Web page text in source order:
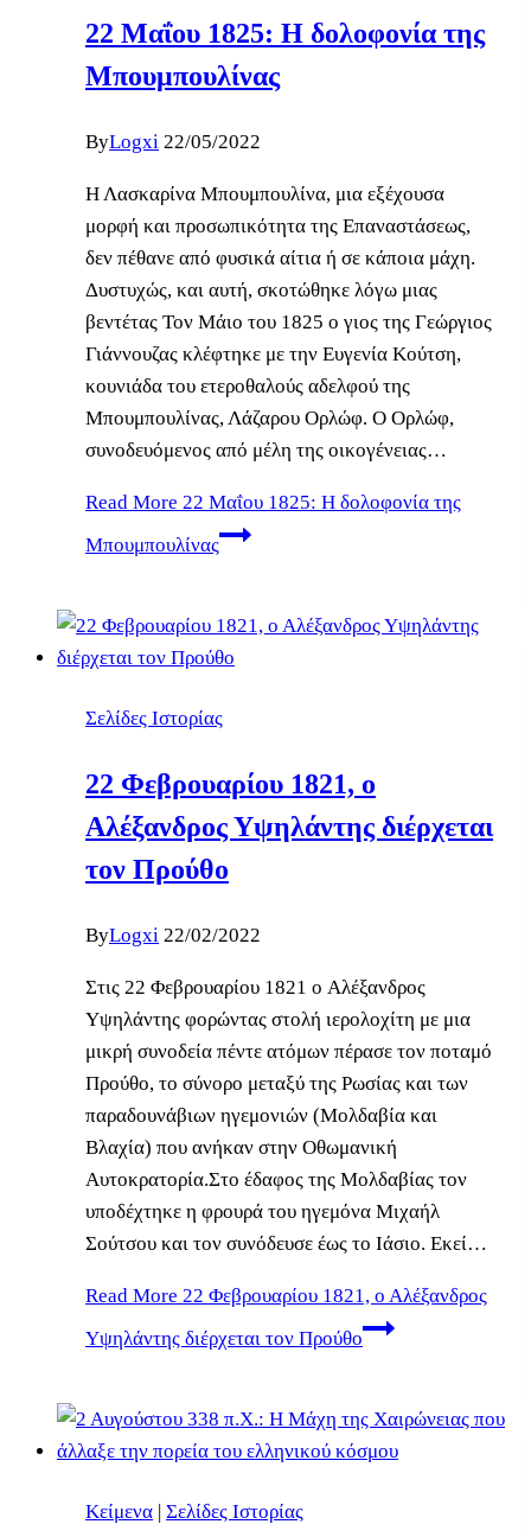
22 Μαΐου 1825: Η δολοφονία της
Μπουμπουλίνας
ByLogxi 22/05/2022
Η Λασκαρίνα Μπουμπουλίνα, μια εξέχουσα
μορφή και προσωπικότητα της Επαναστάσεως,
δεν πέθανε από φυσικά αίτια ή σε κάποια μάχη.
Δυστυχώς, και αυτή, σκοτώθηκε λόγω μιας
βεντέτας Τον Μάιο του 1825 ο γιος της Γεώργιος
Γιάννουζας κλέφτηκε με την Ευγενία Κούτση,
κουνιάδα του ετεροθαλούς αδελφού της
Μπουμπουλίνας, Λάζαρου Ορλώφ. Ο Ορλώφ,
συνοδευόμενος από μέλη της οικογένειας…
Read More 22 Μαΐου 1825: Η δολοφονία της
Μπουμπουλίνας
Σελίδες Ιστορίας
22 Φεβρουαρίου 1821, ο
Αλέξανδρος Υψηλάντης διέρχεται
τον Προύθο
ByLogxi 22/02/2022
Στις 22 Φεβρουαρίου 1821 ο Aλέξανδρος
Υψηλάντης φορώντας στολή ιερολοχίτη με μια
μικρή συνοδεία πέντε ατόμων πέρασε τον ποταμό
Προύθο, το σύνορο μεταξύ της Pωσίας και των
παραδουνάβιων ηγεμονιών (Mολδαβία και
Bλαχία) που ανήκαν στην Oθωμανική
Aυτοκρατορία.Στο έδαφος της Μολδαβίας τον
υποδέχτηκε η φρουρά του ηγεμόνα Mιχαήλ
Σούτσου και τον συνόδευσε έως το Iάσιο. Eκεί…
Read More 22 Φεβρουαρίου 1821, ο Αλέξανδρος
Υψηλάντης διέρχεται τον Προύθο
Κείμενα | Σελίδες Ιστορίας